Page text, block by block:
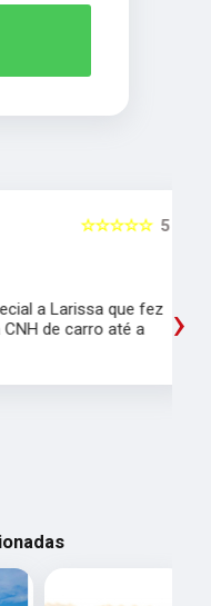
5
☆☆☆☆☆
a Larissa que fez
de carro até a
›